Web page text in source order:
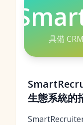
具備
生態系統的